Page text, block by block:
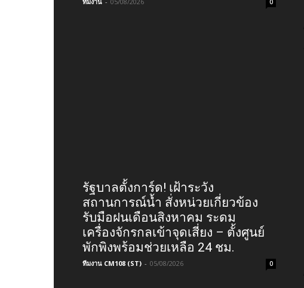
0
รัฐบาลตั้งการ์ด! เฝ้าระวัง
สถานการณ์น้ำ สั่งหน่วยเกี่ยวข้อง
รับมือฝนเดือนสิงหาคม ระดม
เครื่องจักรกลเข้าจุดเสี่ยง – ตั้งศูนย์
พักพิงพร้อมช่วยเหลือ 24 ชม.
ทีมงาน CM108 (ST) - 05/08/2026 0